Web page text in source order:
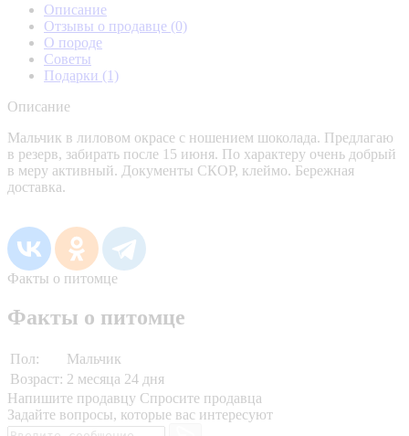
Описание
Отзывы о продавце (0)
О породе
Советы
Подарки (1)
Описание
Мальчик в лиловом окрасе с ношением шоколада. Предлагаю
в резерв, забирать после 15 июня. По характеру очень добрый
в меру активный. Документы СКОР, клеймо. Бережная
доставка.
Факты о питомце
Факты о питомце
Пол:
Мальчик
Возраст: 2 месяца 24 дня
Напишите продавцу Спросите продавца
Задайте вопросы, которые вас интересуют